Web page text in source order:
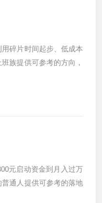
碎片时间起步、低成本
族提供可参考的方向，
元启动资金到月入过万
通人提供可参考的落地